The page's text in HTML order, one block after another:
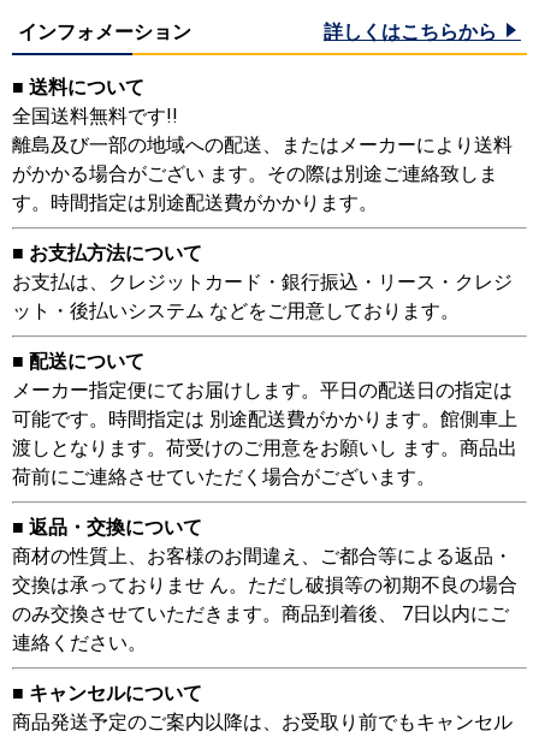
インフォメーション 詳しくはこちらから
■ 送料について
全国送料無料です!!
離島及び一部の地域への配送、またはメーカーにより送料
がかかる場合がござい ます。その際は別途ご連絡致しま
す。時間指定は別途配送費がかかります。
■ お支払方法について
お支払は、クレジットカード・銀行振込・リース・クレジ
ット・後払いシステム などをご用意しております。
■ 配送について
メーカー指定便にてお届けします。平日の配送日の指定は
可能です。時間指定は 別途配送費がかかります。館側車上
渡しとなります。荷受けのご用意をお願いし ます。商品出
荷前にご連絡させていただく場合がございます。
■ 返品・交換について
商材の性質上、お客様のお間違え、ご都合等による返品・
交換は承っておりませ ん。ただし破損等の初期不良の場合
のみ交換させていただきます。商品到着後、 7日以内にご
連絡ください。
■ キャンセルについて
商品発送予定のご案内以降は、お受取り前でもキャンセル